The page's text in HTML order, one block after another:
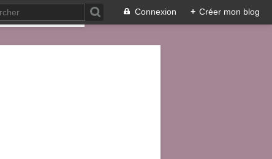
Connexion + Créer mon blog